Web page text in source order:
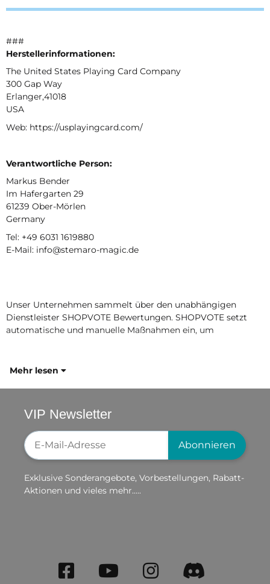
###
Herstellerinformationen:
The United States Playing Card Company
300 Gap Way
Erlanger,41018
USA
Web: https://usplayingcard.com/
Verantwortliche Person:
Markus Bender
Im Hafergarten 29
61239 Ober-Mörlen
Germany
Tel: +49 6031 1619880
E-Mail: info@stemaro-magic.de
Unser Unternehmen sammelt über den unabhängigen
Dienstleister SHOPVOTE Bewertungen. SHOPVOTE setzt
automatische und manuelle Maßnahmen ein, um
Mehr lesen
VIP Newsletter
Newsletter-Registrierung
Abonnieren
Exklusive Sonderangebote, Vorbestellungen, Rabatt-
Aktionen und vieles mehr.....